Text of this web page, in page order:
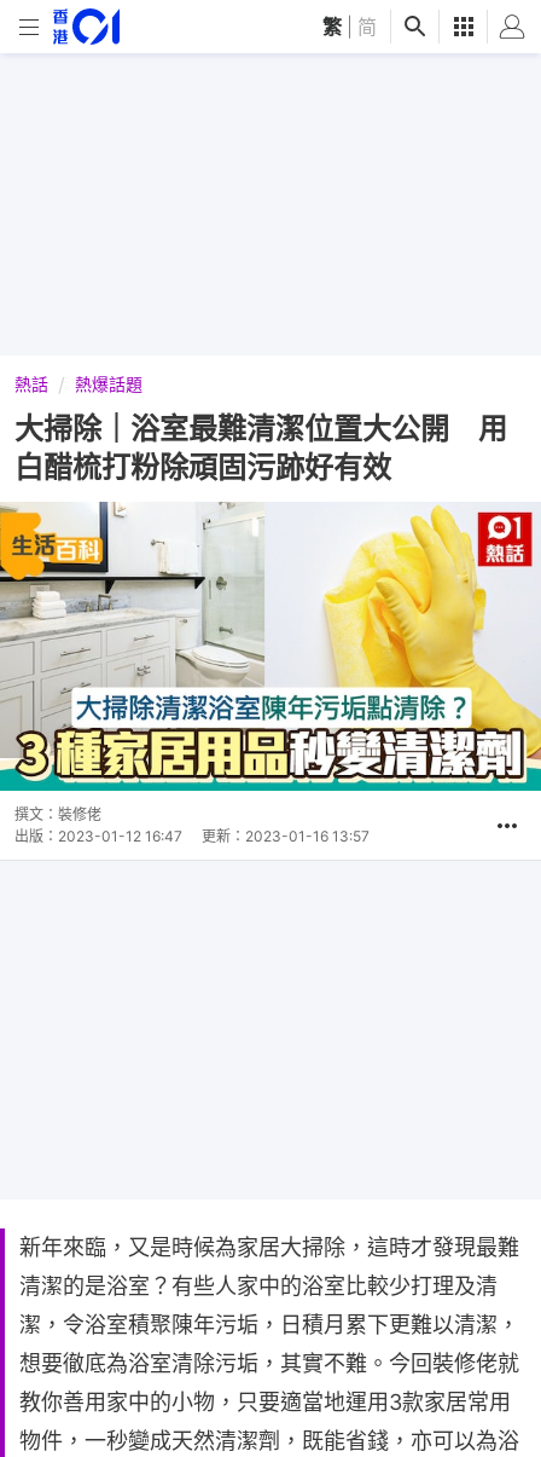
繁 简
熱話 熱爆話題
大掃除｜浴室最難清潔位置大公開 用
白醋梳打粉除頑固污跡好有效
撰文： 裝修佬
出版： 2023-01-12 16:47 更新： 2023-01-16 13:57
新年來臨，又是時候為家居大掃除，這時才發現最難
清潔的是浴室？有些人家中的浴室比較少打理及清
潔，令浴室積聚陳年污垢，日積月累下更難以清潔，
想要徹底為浴室清除污垢，其實不難。今回裝修佬就
教你善用家中的小物，只要適當地運用3款家居常用
物件，一秒變成天然清潔劑，既能省錢，亦可以為浴